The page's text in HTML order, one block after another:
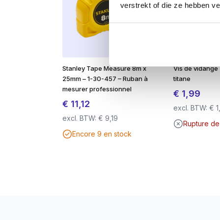
verstrekt of die ze hebben
Une utilisation parfaite
Magnétique
) : pour
TX-20 de Ø 3,5 à Ø 5,0 mm: pour
Vissage en douceur
Les avantages en un coup d’œil :
Idéal pour les applications
Stanley Tape Measure 8m x
25mm – 1-30-457 – Ruban à
mesurer professionnel
€ 11,12
excl. BTW: € 9,19
Encore 9 en stock
Vis de
titane
€ 1,99
excl. BTW:€
Rupture